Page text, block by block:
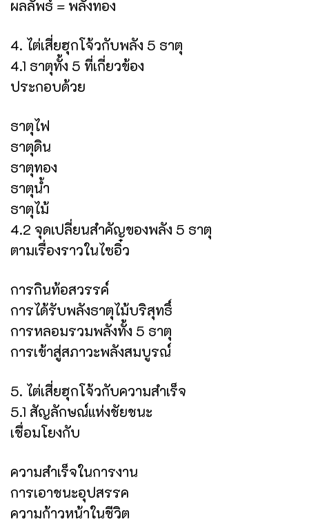
ผลลัพธ์ = พลังทอง
4. ไต่เสี่ยฮุกโจ้วกับพลัง 5 ธาตุ
4.1 ธาตุทั้ง 5 ที่เกี่ยวข้อง
ประกอบด้วย
ธาตุไฟ
ธาตุดิน
ธาตุทอง
ธาตุน้ำ
ธาตุไม้
4.2 จุดเปลี่ยนสำคัญของพลัง 5 ธาตุ
ตามเรื่องราวในไซอิ๋ว
การกินท้อสวรรค์
การได้รับพลังธาตุไม้บริสุทธิ์
การหลอมรวมพลังทั้ง 5 ธาตุ
การเข้าสู่สภาวะพลังสมบูรณ์
5. ไต่เสี่ยฮุกโจ้วกับความสำเร็จ
5.1 สัญลักษณ์แห่งชัยชนะ
เชื่อมโยงกับ
ความสำเร็จในการงาน
การเอาชนะอุปสรรค
ความก้าวหน้าในชีวิต